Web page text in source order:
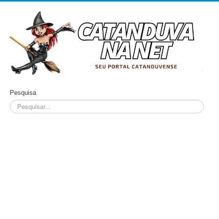
Pesquisa